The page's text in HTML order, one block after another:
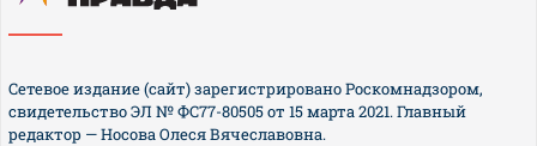
Сетевое издание (сайт) зарегистрировано Роскомнадзором,
свидетельство ЭЛ № ФС77-80505 от 15 марта 2021. Главный
редактор — Носова Олеся Вячеславовна.